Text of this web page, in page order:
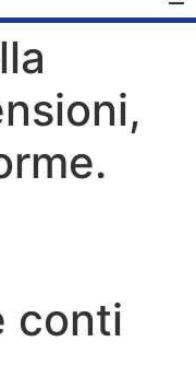
del Bandolo
CERM – Idee
conti